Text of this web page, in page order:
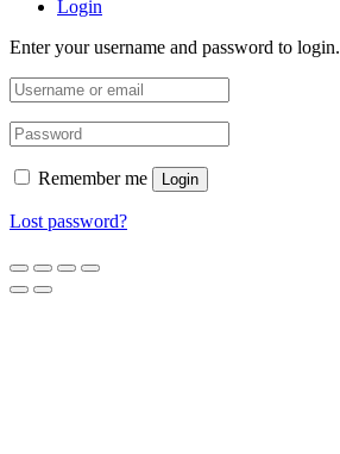
Login
Enter your username and password to login.
Remember me Login
Lost password?